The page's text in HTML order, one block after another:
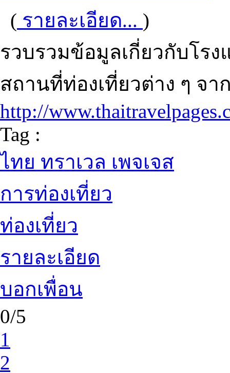
( รายละเอียด... )
รวบรวมข้อมูลเกี่ยวกับโร
สถานที่ท่องเที่ยวต่าง ๆ จา
http://
Tag :
ไทย ทราเวล เพจเจส
การท่องเที่ยว
ท่องเที่ยว
รายละเอียด
บอกเพื่อน
0/5
1
2